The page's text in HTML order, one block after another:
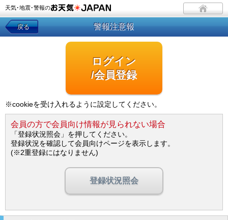
天気･地震･警報の
戻る 警報注意報
ログイン
/会員登録
※cookieを受け入れるように設定してください。
会員の方で会員向け情報が見られない場合
「登録状況照会」を押してください。
登録状況を確認して会員向けページを表示します。
(※2重登録にはなりません)
登録状況照会